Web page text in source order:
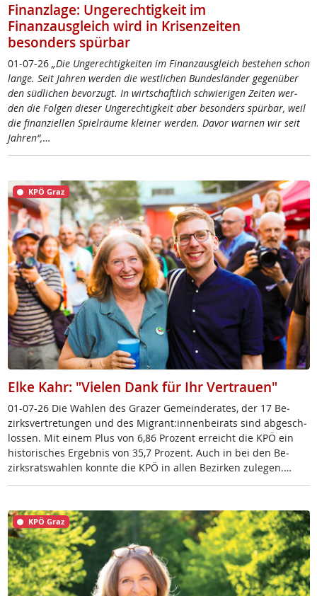
Finanzlage: Ungerechtigkeit im
Finanzausgleich wird in Krisenzeiten
besonders spürbar
01-07-26 „Die Un­ge­rech­tig­kei­ten im Fi­nanz­aus­g­leich be­ste­hen schon
lan­ge. Seit Jah­ren wer­den die west­li­chen Bun­des­län­der ge­gen­über
den süd­li­chen be­vor­zugt. In wirt­schaft­lich schwie­ri­gen Zei­ten wer­
den die Fol­gen die­ser Un­ge­rech­tig­keit aber be­son­ders spür­bar, weil
die fi­nan­zi­el­len Spiel­räu­me klei­ner wer­den. Da­vor war­nen wir seit
Jah­ren“,…
KPÖ Graz
Elke Kahr: "Vielen Dank für Ihr Vertrauen"
01-07-26 Die Wah­len des Gra­zer Ge­mein­de­ra­tes, der 17 Be­
zirks­ver­t­re­tun­gen und des Mi­grant:in­nen­bei­rats sind ab­ge­sch­
los­sen. Mit ei­nem Plus von 6,86 Pro­zent er­reicht die KPÖ ein
his­to­ri­sches Er­geb­nis von 35,7 Pro­zent. Auch in bei den Be­
zirks­rats­wah­len konn­te die KPÖ in al­len Be­zir­ken zu­le­gen.…
KPÖ Graz